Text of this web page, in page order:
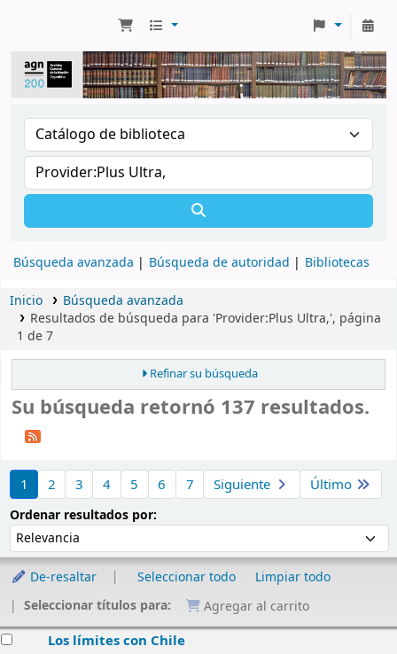
Búsqueda avanzada Búsqueda de autoridad Bibliotecas
Inicio
Búsqueda avanzada
Resultados de búsqueda para 'Provider:Plus Ultra,', página
1 de 7
Refinar su búsqueda
Su búsqueda retornó 137 resultados.
1
2 3 4 5 6 7 Siguiente Último
Ordenar resultados por:
De-resaltar Seleccionar todo
Limpiar todo
Seleccionar títulos para:
Agregar al carrito
Los límites con Chile